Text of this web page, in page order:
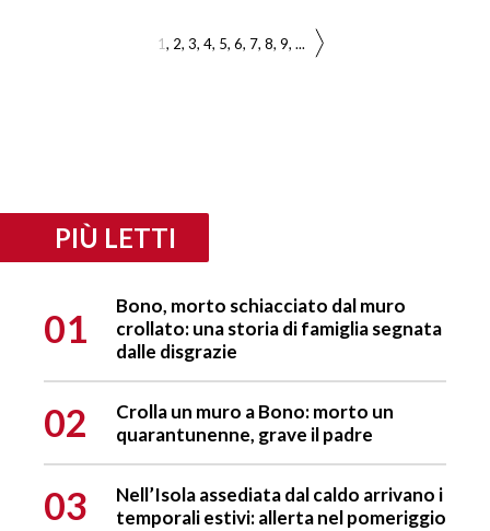
1 2 3 4 5 6 7 8 9 ...
PIÙ LETTI
01
Bono, morto schiacciato dal muro
crollato: una storia di famiglia segnata
dalle disgrazie
02
Crolla un muro a Bono: morto un
quarantunenne, grave il padre
03
Nell’Isola assediata dal caldo arrivano i
temporali estivi: allerta nel pomeriggio